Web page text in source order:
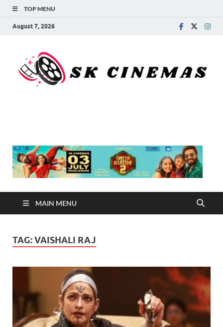
TOP MENU
August 7, 2026
MAIN MENU
TAG:VAISHALI RAJ